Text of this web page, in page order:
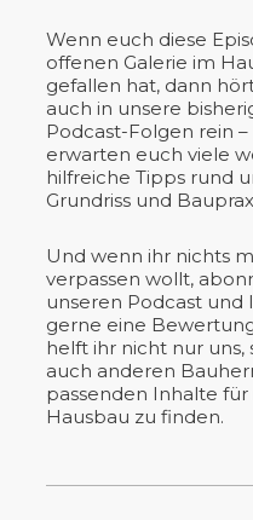
Wenn euch diese
offenen Galerie im
gefallen hat, dann
auch in unsere
Podcast-Folgen rein
erwarten euch viele
hilfreiche Tipps rund
Grundriss und
Und wenn ihr nichts
verpassen wollt,
unseren Podcast und
gerne eine
helft ihr nicht nur uns,
auch anderen
passenden Inhalte für
Hausbau zu finden.